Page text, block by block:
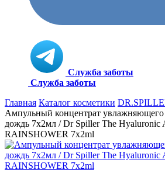
Служба заботы
Служба заботы
Главная Каталог косметики
Ампульный концентрат увлажняющего
дождь 7x2мл / Dr Spiller The Hyaluronic
RAINSHOWER 7x2ml